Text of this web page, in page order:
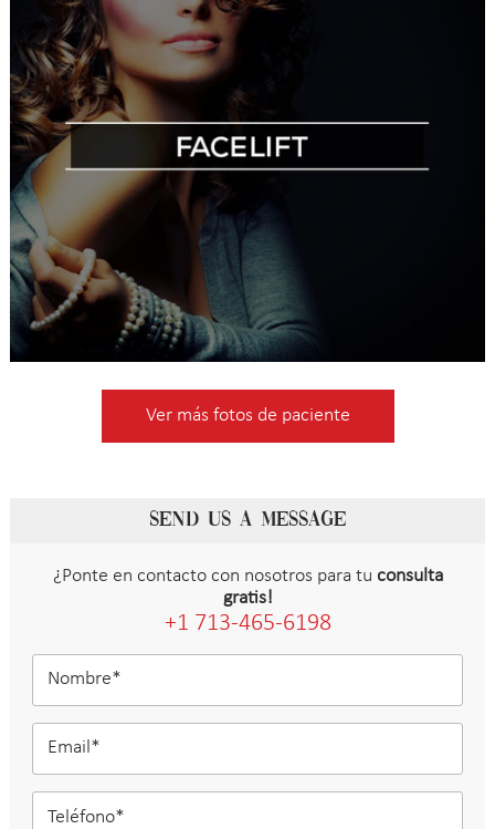
Ver más fotos de paciente
SEND US A MESSAGE
¿Ponte en contacto con nosotros para tu consulta
gratis!
+1 713-465-6198